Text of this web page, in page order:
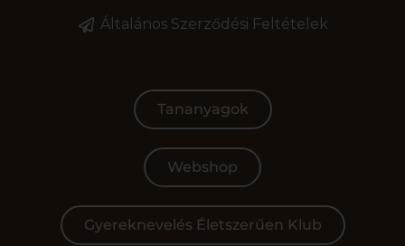
Általános Szerződési Feltételek
Tananyagok
Webshop
Gyereknevelés Életszerűen Klub